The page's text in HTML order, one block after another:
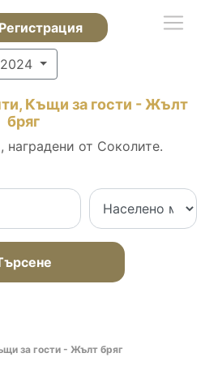
Регистрация
2024
Къщи за гости - Жълт
бряг
наградени от Соколите.
за гости - Жълт бряг